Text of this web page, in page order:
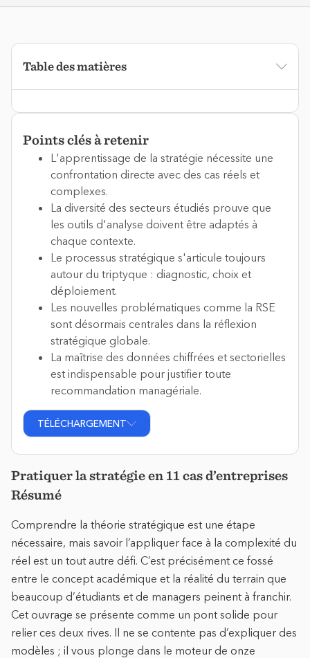
Points clés à retenir
L'apprentissage de la stratégie nécessite une
confrontation directe avec des cas réels et
complexes.
La diversité des secteurs étudiés prouve que
les outils d'analyse doivent être adaptés à
chaque contexte.
Le processus stratégique s'articule toujours
autour du triptyque : diagnostic, choix et
déploiement.
Les nouvelles problématiques comme la RSE
sont désormais centrales dans la réflexion
stratégique globale.
La maîtrise des données chiffrées et sectorielles
est indispensable pour justifier toute
recommandation managériale.
TÉLÉCHARGEMENT
Pratiquer la stratégie en 11 cas d’entreprises
Résumé
Comprendre la théorie stratégique est une étape
nécessaire, mais savoir l’appliquer face à la complexité du
réel est un tout autre défi. C’est précisément ce fossé
entre le concept académique et la réalité du terrain que
beaucoup d’étudiants et de managers peinent à franchir.
Cet ouvrage se présente comme un pont solide pour
relier ces deux rives. Il ne se contente pas d’expliquer des
modèles ; il vous plonge dans le moteur de onze
Table des matières